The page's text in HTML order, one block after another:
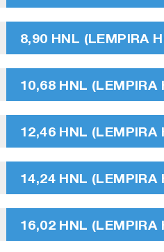
8,90 HNL (LEMPIRA
10,68 HNL (LEMPIRA
12,46 HNL (LEMPIRA
14,24 HNL (LEMPIRA
16,02 HNL (LEMPIRA